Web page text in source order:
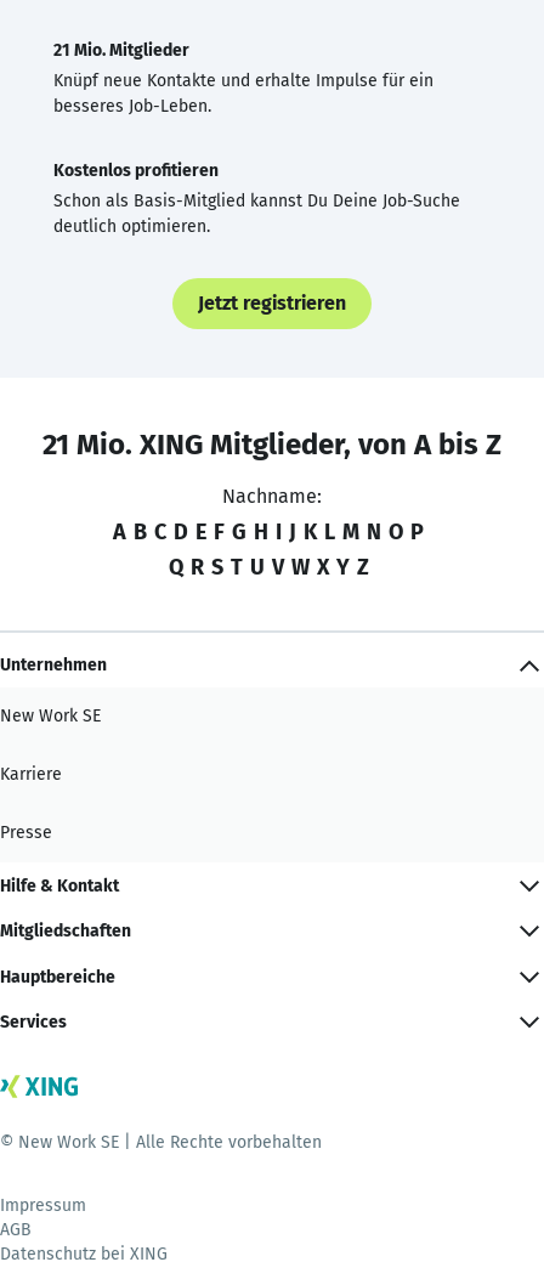
21 Mio. Mitglieder
Knüpf neue Kontakte und erhalte Impulse für ein
besseres Job-Leben.
Kostenlos profitieren
Schon als Basis-Mitglied kannst Du Deine Job-Suche
deutlich optimieren.
Jetzt registrieren
21 Mio. XING Mitglieder, von A bis Z
Nachname:
A B C D E F G H I J K L M N O P
Q R S T U V W X Y Z
Unternehmen
New Work SE
Karriere
Presse
Hilfe & Kontakt
Mitgliedschaften
Hauptbereiche
Services
© New Work SE | Alle Rechte vorbehalten
Impressum
AGB
Datenschutz bei XING